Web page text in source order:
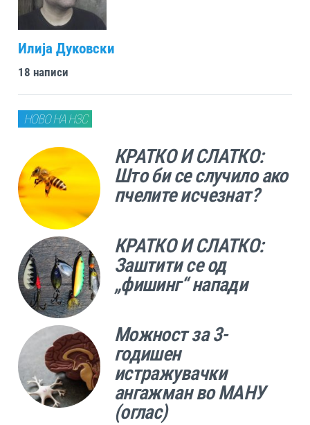
Илија Дуковски
18 написи
НОВО НА НЗС
КРАТКО И СЛАТКО:
Што би се случило ако
пчелите исчезнат?
КРАТКО И СЛАТКО:
Заштити се од
„фишинг“ напади
Можност за 3-
годишен
истражувачки
ангажман во МАНУ
(оглас)